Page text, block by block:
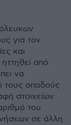
για τον
και
από
να
τους οπαδούς
στοιχείων
του
σε άλλη